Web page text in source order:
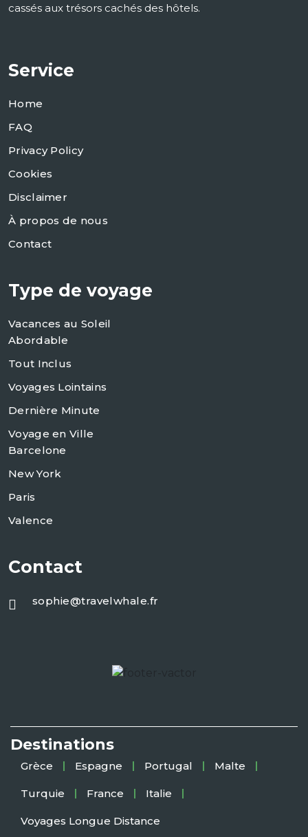
cassés aux trésors cachés des hôtels.
Service
Home
FAQ
Privacy Policy
Cookies
Disclaimer
À propos de nous
Contact
Type de voyage
Vacances au Soleil
Abordable
Tout Inclus
Voyages Lointains
Dernière Minute
Voyage en Ville
Barcelone
New York
Paris
Valence
Contact
sophie@travelwhale.fr
Destinations
Grèce Espagne Portugal Malte
Turquie France Italie
Voyages Longue Distance